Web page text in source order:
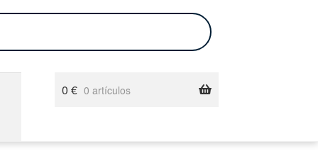
0 € 0 artículos